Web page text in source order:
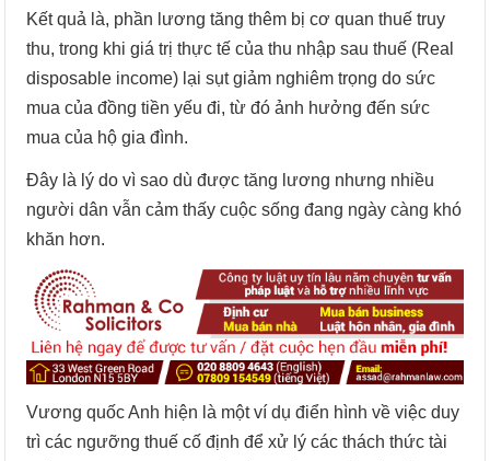
Kết quả là, phần lương tăng thêm bị cơ quan thuế truy
thu, trong khi giá trị thực tế của thu nhập sau thuế (Real
disposable income) lại sụt giảm nghiêm trọng do sức
mua của đồng tiền yếu đi, từ đó ảnh hưởng đến sức
mua của hộ gia đình.
Đây là lý do vì sao dù được tăng lương nhưng nhiều
người dân vẫn cảm thấy cuộc sống đang ngày càng khó
khăn hơn.
Vương quốc Anh hiện là một ví dụ điển hình về việc duy
trì các ngưỡng thuế cố định để xử lý các thách thức tài